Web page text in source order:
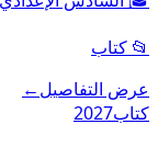
📂 كتاب
عرض التفاصيل←
كتاب2027